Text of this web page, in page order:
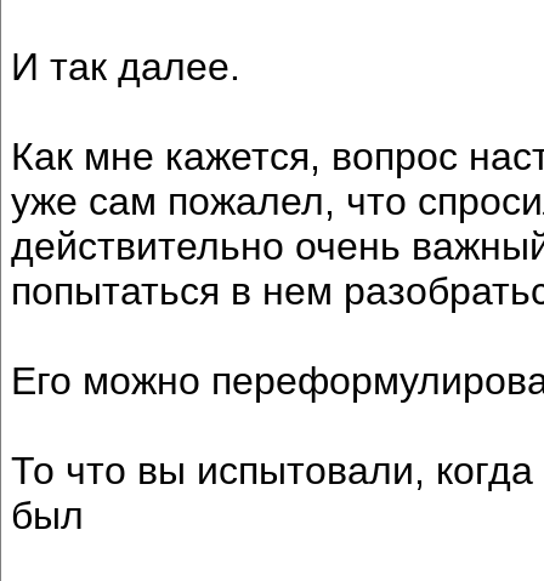
И так далее.
Как мне кажется, вопрос
уже сам пожалел, что
действительно очень
попытаться в нем
Его можно
То что вы испытовали,
был